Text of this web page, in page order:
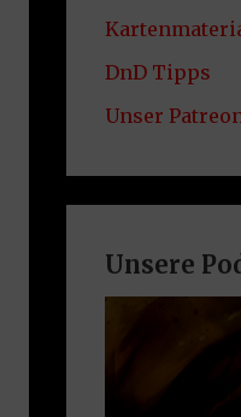
DnD Tipps
Unser
Unsere